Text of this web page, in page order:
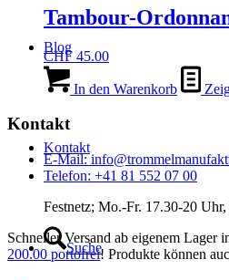
Blog
Kontakt
Suche
Tambour-
CHF 45.00
In den Warenkorb
Kontakt
E-Mail:
Telefon: +41 81 552 07 00
Festnetz; Mo.-Fr. 17.30-20
Schneller Versand ab eigenem Lager
200.00 portofrei! Produkte können